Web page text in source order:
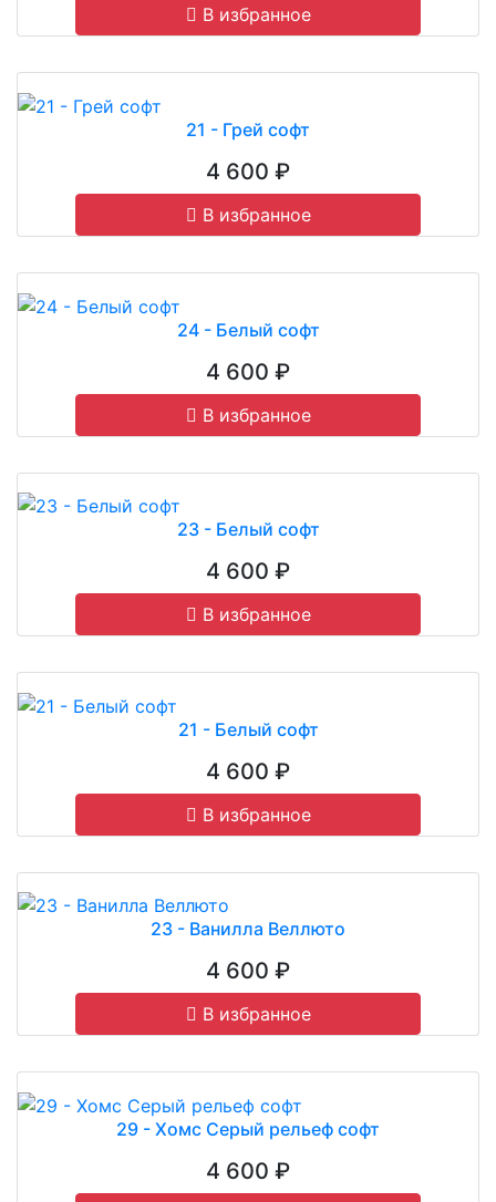
В избранное
21 - Грей софт
4 600 ₽
В избранное
24 - Белый софт
4 600 ₽
В избранное
23 - Белый софт
4 600 ₽
В избранное
21 - Белый софт
4 600 ₽
В избранное
23 - Ванилла Веллюто
4 600 ₽
В избранное
29 - Хомс Серый рельеф софт
4 600 ₽